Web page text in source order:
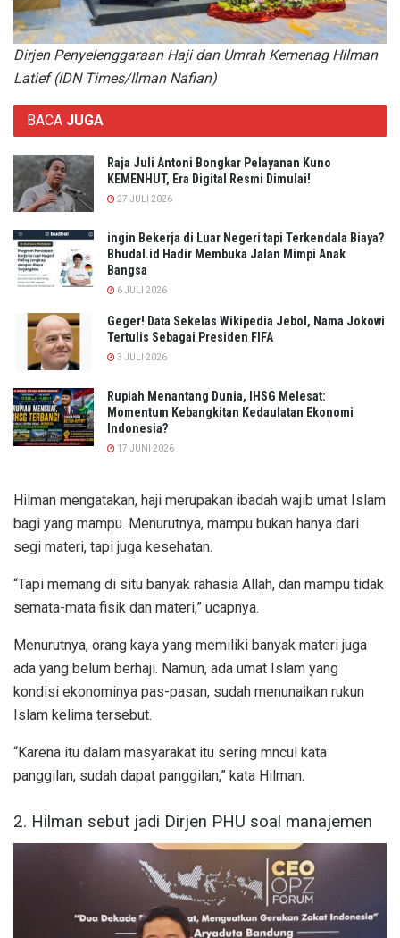
Dirjen Penyelenggaraan Haji dan Umrah Kemenag Hilman
Latief (IDN Times/Ilman Nafian)
BACA JUGA
Raja Juli Antoni Bongkar Pelayanan Kuno
KEMENHUT, Era Digital Resmi Dimulai!
27 JULI 2026
ingin Bekerja di Luar Negeri tapi Terkendala Biaya?
Bhudal.id Hadir Membuka Jalan Mimpi Anak
Bangsa
6 JULI 2026
Geger! Data Sekelas Wikipedia Jebol, Nama Jokowi
Tertulis Sebagai Presiden FIFA
3 JULI 2026
Rupiah Menantang Dunia, IHSG Melesat:
Momentum Kebangkitan Kedaulatan Ekonomi
Indonesia?
17 JUNI 2026
Hilman mengatakan, haji merupakan ibadah wajib umat Islam
bagi yang mampu. Menurutnya, mampu bukan hanya dari
segi materi, tapi juga kesehatan.
“Tapi memang di situ banyak rahasia Allah, dan mampu tidak
semata-mata fisik dan materi,” ucapnya.
Menurutnya, orang kaya yang memiliki banyak materi juga
ada yang belum berhaji. Namun, ada umat Islam yang
kondisi ekonominya pas-pasan, sudah menunaikan rukun
Islam kelima tersebut.
“Karena itu dalam masyarakat itu sering mncul kata
panggilan, sudah dapat panggilan,” kata Hilman.
2. Hilman sebut jadi Dirjen PHU soal manajemen